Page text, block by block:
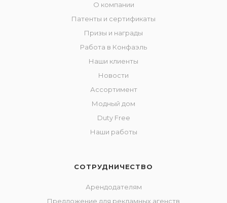
О компании
Патенты и сертификаты
Призы и награды
Работа в Конфаэль
Наши клиенты
Новости
Ассортимент
Модный дом
Duty Free
Наши работы
СОТРУДНИЧЕСТВО
Арендодателям
Предложение для рекламных агенств